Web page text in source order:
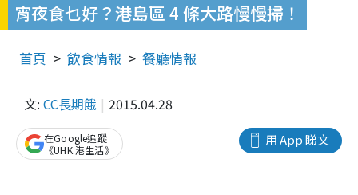
宵夜食乜好？港島區 4 條大路慢慢掃！
首頁 飲食情報 餐廳情報
文: CC長期餓 2015.04.28
用 App 睇文
在Google追蹤
《UHK 港生活》